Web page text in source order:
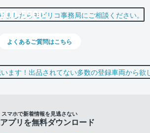
5500
よくあるご質問はこちら
スマホで新着情報を見逃さない
プリを無料ダウンロード